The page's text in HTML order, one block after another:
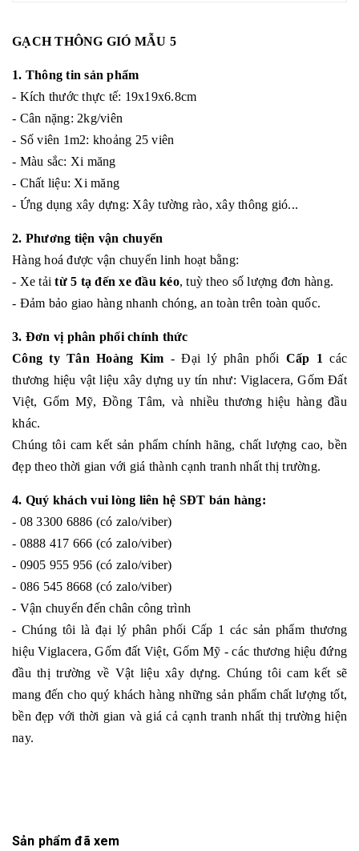
GẠCH THÔNG GIÓ MẪU 5
1. Thông tin sản phẩm
- Kích thước thực tế: 19x19x6.8cm
- Cân nặng: 2kg/viên
- Số viên 1m2: khoảng 25 viên
- Màu sắc: Xi măng
- Chất liệu: Xi măng
- Ứng dụng xây dựng: Xây tường rào, xây thông gió...
2. Phương tiện vận chuyển
Hàng hoá được vận chuyển linh hoạt bằng:
- Xe tảitừ 5 tạ đến xe đầu kéo, tuỳ theo số lượng đơn hàng.
- Đảm bảo giao hàng nhanh chóng, an toàn trên toàn quốc.
3. Đơn vị phân phối chính thức
Công ty Tân Hoàng Kim - Đại lý phân phối Cấp 1 các
thương hiệu vật liệu xây dựng uy tín như: Viglacera, Gốm Đất
Việt, Gốm Mỹ, Đồng Tâm, và nhiều thương hiệu hàng đầu
khác.
Chúng tôi cam kết sản phẩm chính hãng, chất lượng cao, bền
đẹp theo thời gian với giá thành cạnh tranh nhất thị trường.
4. Quý khách vui lòng liên hệ SĐT bán hàng:
- 08 3300 6886 (có zalo/viber)
- 0888 417 666 (có zalo/viber)
- 0905 955 956 (có zalo/viber)
- 086 545 8668 (có zalo/viber)
- Vận chuyển đến chân công trình
- Chúng tôi là đại lý phân phối Cấp 1 các sản phẩm thương
hiệu Viglacera, Gốm đất Việt, Gốm Mỹ - các thương hiệu đứng
đầu thị trường về Vật liệu xây dựng. Chúng tôi cam kết sẽ
mang đến cho quý khách hàng những sản phẩm chất lượng tốt,
bền đẹp với thời gian và giá cả cạnh tranh nhất thị trường hiện
nay.
Sản phẩm đã xem